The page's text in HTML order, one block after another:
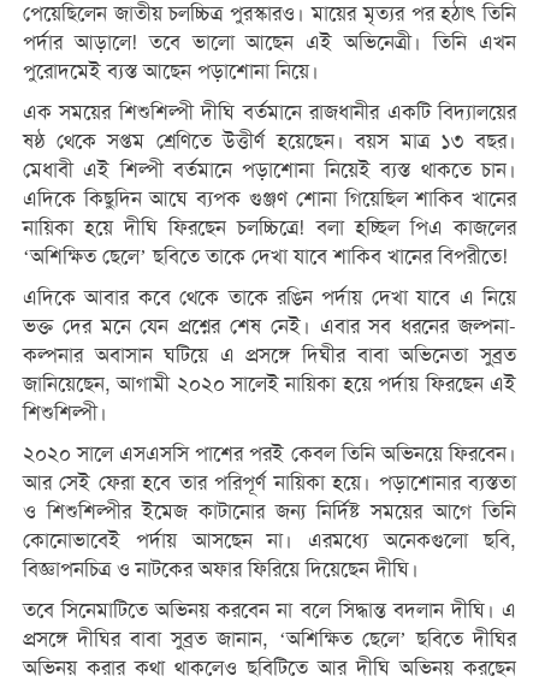
পেয়েছিলেন জাতীয় চলচ্চিত্র পুরস্কারও। মায়ের মৃত্যর পর হঠাৎ তিনি
পর্দার আড়ালে! তবে ভালো আছেন এই অভিনেত্রী। তিনি এখন
পুরোদমেই ব্যস্ত আছেন পড়াশোনা নিয়ে।
এক সময়ের শিশুশিল্পী দীঘি বর্তমানে রাজধানীর একটি বিদ্যালয়ের
ষষ্ঠ থেকে সপ্তম শ্রেণিতে উত্তীর্ণ হয়েছেন। বয়স মাত্র ১৩ বছর।
মেধাবী এই শিল্পী বর্তমানে পড়াশোনা নিয়েই ব্যস্ত থাকতে চান।
এদিকে কিছুদিন আঘে ব্যপক গুঞ্জণ শোনা গিয়েছিল শাকিব খানের
নায়িকা হয়ে দীঘি ফিরছেন চলচ্চিত্রে! বলা হচ্ছিল পিএ কাজলের
‘অশিক্ষিত ছেলে’ ছবিতে তাকে দেখা যাবে শাকিব খানের বিপরীতে!
এদিকে আবার কবে থেকে তাকে রঙিন পর্দায় দেখা যাবে এ নিয়ে
ভক্ত দের মনে যেন প্রশ্নের শেষ নেই। এবার সব ধরনের জল্পনা-
কল্পনার অবাসান ঘটিয়ে এ প্রসঙ্গে দিঘীর বাবা অভিনেতা সুব্রত
জানিয়েছেন, আগামী ২০২০ সালেই নায়িকা হয়ে পর্দায় ফিরছেন এই
শিশুশিল্পী।
২০২০ সালে এসএসসি পাশের পরই কেবল তিনি অভিনয়ে ফিরবেন।
আর সেই ফেরা হবে তার পরিপূর্ণ নায়িকা হয়ে। পড়াশোনার ব্যস্ততা
ও শিশুশিল্পীর ইমেজ কাটানোর জন্য নির্দিষ্ট সময়ের আগে তিনি
কোনোভাবেই পর্দায় আসছেন না। এরমধ্যে অনেকগুলো ছবি,
বিজ্ঞাপনচিত্র ও নাটকের অফার ফিরিয়ে দিয়েছেন দীঘি।
তবে সিনেমাটিতে অভিনয় করবেন না বলে সিদ্ধান্ত বদলান দীঘি। এ
প্রসঙ্গে দীঘির বাবা সুব্রত জানান, ‘অশিক্ষিত ছেলে’ ছবিতে দীঘির
অভিনয় করার কথা থাকলেও ছবিটিতে আর দীঘি অভিনয় করছেন